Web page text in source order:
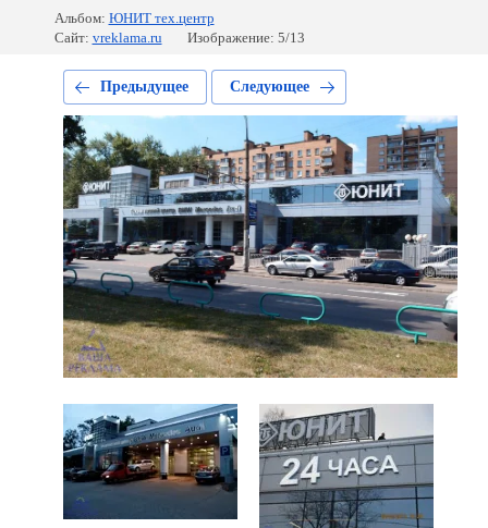
Альбом: ЮНИТ тех.центр
Сайт: vreklama.ru Изображение: 5/13
Предыдущее Следующее